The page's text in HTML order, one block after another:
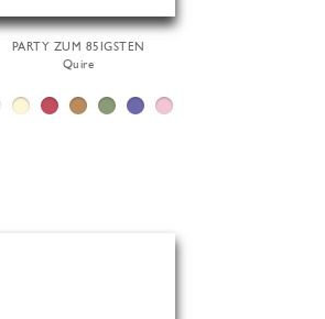
PARTY ZUM 85IGSTEN
Quire